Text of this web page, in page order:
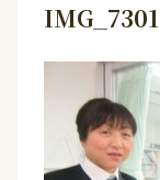
IMG_7301